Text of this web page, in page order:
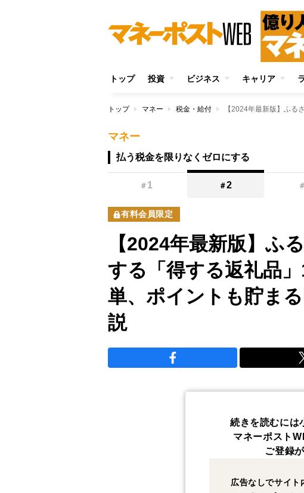
トップ 投資 ビジネス キャリア
トップ マネー 税金・給付
マネー
払う税金を限りなくゼロにする
＃ 1 ＃2 ＃
有料会員限定
【2024年最新版】ふ
する「得する返礼品
単、ポイントも貯ま
説
続きを読むには
マネーポスト
ご登録
広告なしでサイト